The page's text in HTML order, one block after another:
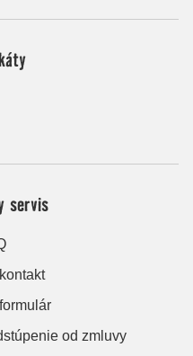
servis
od zmluvy